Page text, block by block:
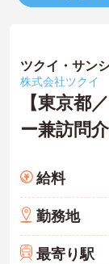
ツクイ・サン
株式会社ツクイ
【東京都
ー兼訪問
給料
勤務地
最寄り駅